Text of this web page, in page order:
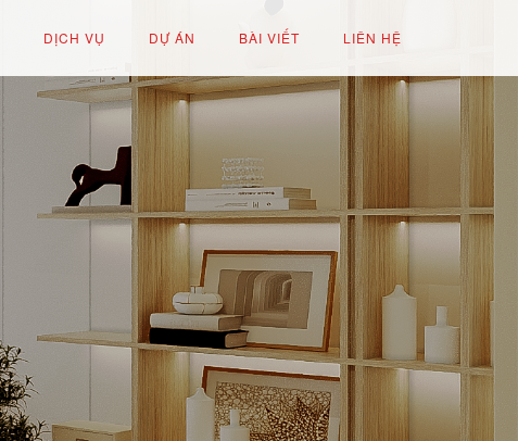
DỊCH VỤ DỰ ÁN BÀI VIẾT LIÊN HỆ